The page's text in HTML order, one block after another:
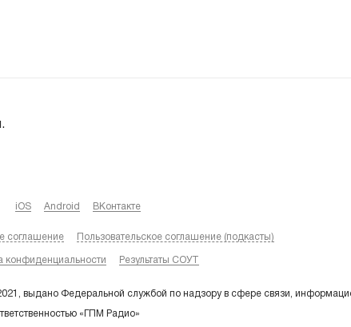
iOS Android ВКонтакте
соглашение Пользовательское соглашение (подкасты)
конфиденциальности Результаты СОУТ
выдано Федеральной службой по надзору в сфере связи,
«ГПМ Радио»